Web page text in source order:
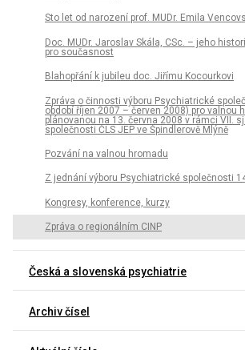
Sto let od narození prof. MUDr. Emila
Doc. MUDr. Jaroslav Skála, CSc. – jeho
pro současnost
Blahopřání k jubileu doc. Jiřímu Kocourkovi
Zpráva o činnosti výboru Psychiatrické
období říjen 2007 – červen 2008) pro valnou
plánovanou na 13. června 2008 v rámci VII.
společnosti ČLS JEP ve Špindlerově Mlýně
Pozvání na valnou hromadu
Z jednání výboru Psychiatrické společnosti
Kongresy, konference, kurzy
Zpráva o regionálním CINP
Česká a slovenská psychiatrie
Archiv čísel